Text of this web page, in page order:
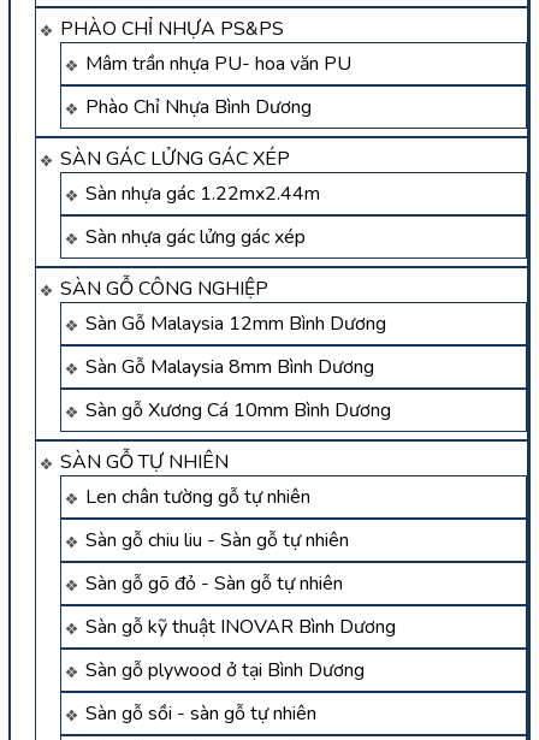
PHÀO CHỈ NHỰA PS&PS
Mâm trần nhựa PU- hoa văn PU
Phào Chỉ Nhựa Bình Dương
SÀN GÁC LỬNG GÁC XÉP
Sàn nhựa gác 1.22mx2.44m
Sàn nhựa gác lửng gác xép
SÀN GỖ CÔNG NGHIỆP
Sàn Gỗ Malaysia 12mm Bình Dương
Sàn Gỗ Malaysia 8mm Bình Dương
Sàn gỗ Xương Cá 10mm Bình Dương
SÀN GỖ TỰ NHIÊN
Len chân tường gỗ tự nhiên
Sàn gỗ chiu liu - Sàn gỗ tự nhiên
Sàn gỗ gõ đỏ - Sàn gỗ tự nhiên
Sàn gỗ kỹ thuật INOVAR Bình Dương
Sàn gỗ plywood ở tại Bình Dương
Sàn gỗ sồi - sàn gỗ tự nhiên